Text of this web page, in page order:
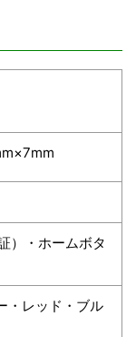
）・ホームボタ
・レッド・ブル